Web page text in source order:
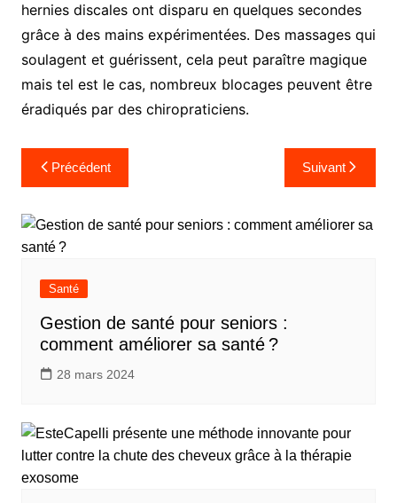
hernies discales ont disparu en quelques secondes
grâce à des mains expérimentées. Des massages qui
soulagent et guérissent, cela peut paraître magique
mais tel est le cas, nombreux blocages peuvent être
éradiqués par des chiropraticiens.
Navigation
de
l’article
Précédent Suivant
Santé
Gestion de santé pour seniors :
comment améliorer sa santé ?
28 mars 2024